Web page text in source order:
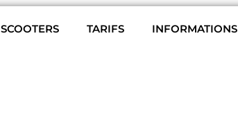
SCOOTERS TARIFS INFORMATIONS